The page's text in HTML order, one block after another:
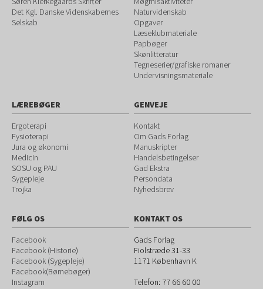
Det Kgl. Danske Videnskabernes
Selskab
Naturvidenskab
Opgaver
Læseklubmateriale
Papbøger
Skønlitteratur
Tegneserier/grafiske romaner
Undervisningsmateriale
LÆREBØGER
Ergoterapi
Fysioterapi
Jura og økonomi
Medicin
SOSU og PAU
Sygepleje
Trojka
GENVEJE
Kontakt
Om Gads Forlag
Manuskripter
Handelsbetingelser
Gad Ekstra
Persondata
Nyhedsbrev
FØLG OS
Facebook
Facebook (Historie)
Facebook (Sygepleje)
Facebook(Børnebøger)
Instagram
KONTAKT OS
Gads Forlag
Fiolstræde 31-33
1171 København K
Telefon: 77 66 60 00